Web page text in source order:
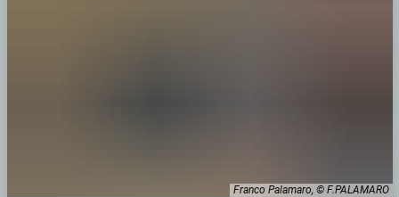
Franco Palamaro, © F.PALAMARO